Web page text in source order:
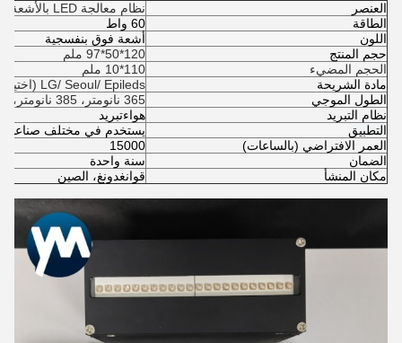
العنصر
نظام معالجة LED بالأشعة فوق البنفسجية YM-11010-60W
الطاقة
60 واط
اللون
أشعة فوق بنفسجية
حجم المنتج
120*50*97 ملم
الحجم المضيء
110*10 ملم
مادة الشريحة
LG/ Seoul/ Epileds (اختياري)
الطول الموجي
365 نانومتر، 385 نانومتر، 395 نانومتر، 405 نانومتر
نظام التبريد
هواءتبريد
التطبيق
يستخدم في مختلف صناعات
العمر الافتراضي (بالساعات)
15000
الضمان
سنة واحدة
مكان المنشأ
قوانغدونغ، الصين